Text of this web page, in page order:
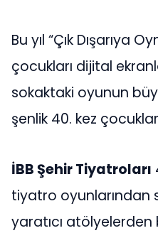
Bu yıl “Çık Dışarıya
çocukları dijital
sokaktaki oyunun
şenlik 40. kez
İBB Şehir Tiyatroları
tiyatro oyunlarından
yaratıcı